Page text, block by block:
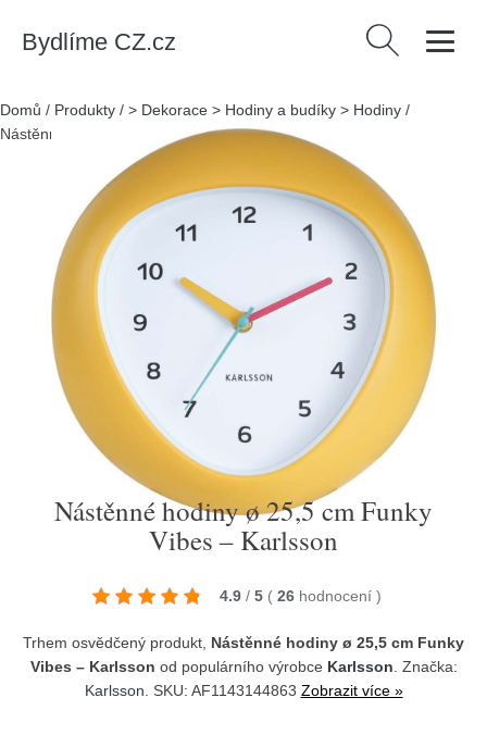
Bydlíme CZ.cz Vyhledávání
Domů / Produkty / > Dekorace > Hodiny a budíky > Hodiny /
Nástěnné hodiny ø 25,5 cm Funky Vibes – Karlsson
Nástěnné hodiny ø 25,5 cm Funky
Vibes – Karlsson
4.9 / 5 ( 26 hodnocení )
Trhem osvědčený produkt, Nástěnné hodiny ø 25,5 cm Funky
Vibes – Karlsson od populárního výrobce Karlsson . Značka:
Karlsson . SKU: AF1143144863 Zobrazit více »